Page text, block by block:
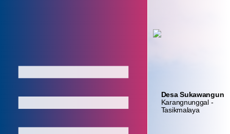
Desa Sukawangun
Karangnunggal -
Tasikmalaya